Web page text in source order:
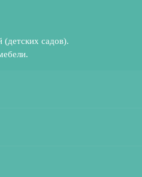
(детских садов).